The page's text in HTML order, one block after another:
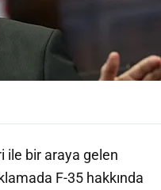
ile bir araya gelen
F-35 hakkında